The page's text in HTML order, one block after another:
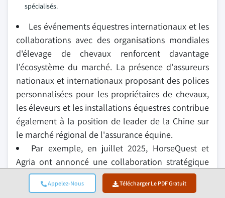
Appelez-Nous Télécharger Le PDF Gratuit
spécialisés.
Les événements équestres internationaux et les
collaborations avec des organisations mondiales
d'élevage de chevaux renforcent davantage
l'écosystème du marché. La présence d'assureurs
nationaux et internationaux proposant des polices
personnalisées pour les propriétaires de chevaux,
les éleveurs et les installations équestres contribue
également à la position de leader de la Chine sur
le marché régional de l'assurance équine.
Par exemple, en juillet 2025, HorseQuest et
Agria ont annoncé une collaboration stratégique
pour renforcer la propriété responsable des
chevaux et améliorer l'accès à une couverture